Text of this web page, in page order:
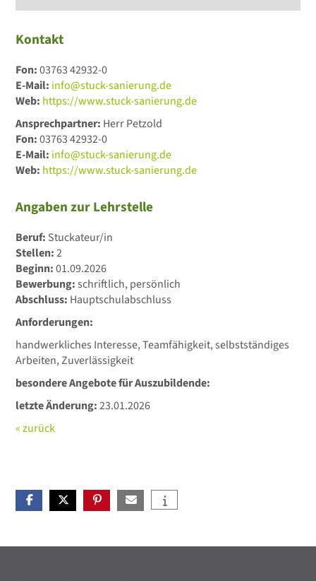
Kontakt
Fon:03763 42932-0
E-Mail: info@stuck-sanierung.de
Web: https://www.stuck-sanierung.de
Ansprechpartner: Herr Petzold
Fon:03763 42932-0
E-Mail: info@stuck-sanierung.de
Web: https://www.stuck-sanierung.de
Angaben zur Lehrstelle
Beruf: Stuckateur/in
Stellen:2
Beginn:01.09.2026
Bewerbung:schriftlich, persönlich
Abschluss: Hauptschulabschluss
Anforderungen:
handwerkliches Interesse, Teamfähigkeit, selbstständiges
Arbeiten, Zuverlässigkeit
besondere Angebote für Auszubildende:
letzte Änderung:23.01.2026
« zurück